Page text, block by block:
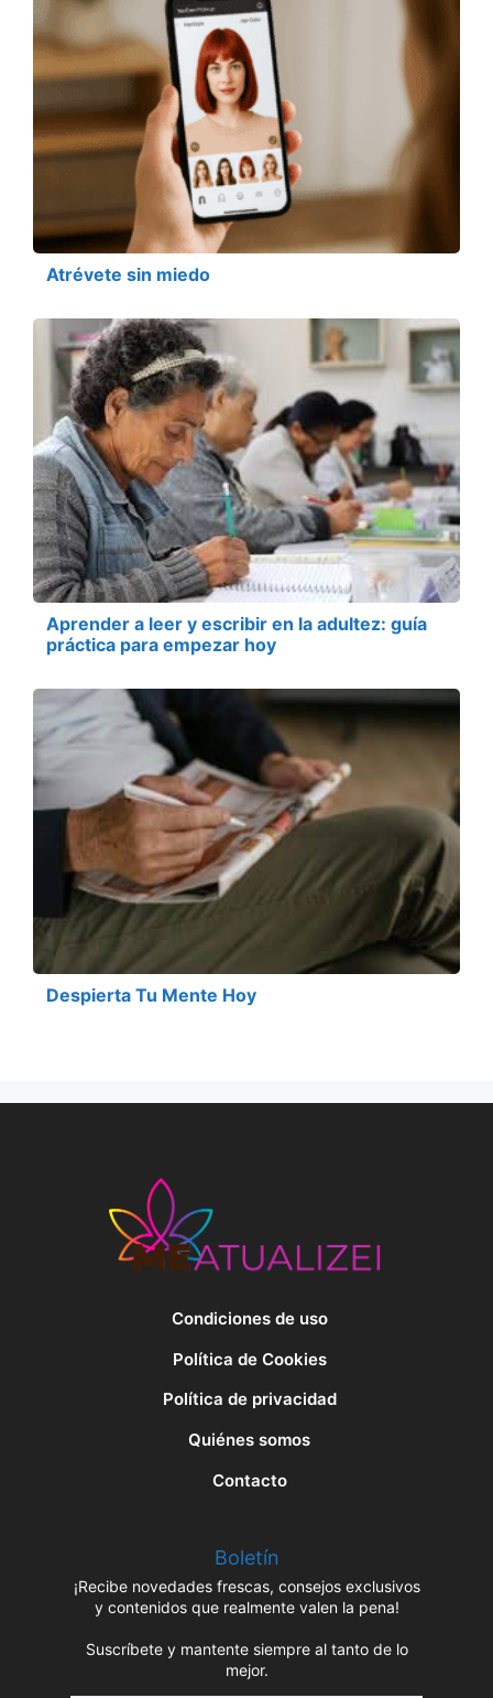
Atrévete sin miedo
Aprender a leer y escribir en la adultez: guía
práctica para empezar hoy
Despierta Tu Mente Hoy
Condiciones de uso
Política de Cookies
Política de privacidad
Quiénes somos
Contacto
Boletín
¡Recibe novedades frescas, consejos exclusivos
y contenidos que realmente valen la pena!
Suscríbete y mantente siempre al tanto de lo
mejor.